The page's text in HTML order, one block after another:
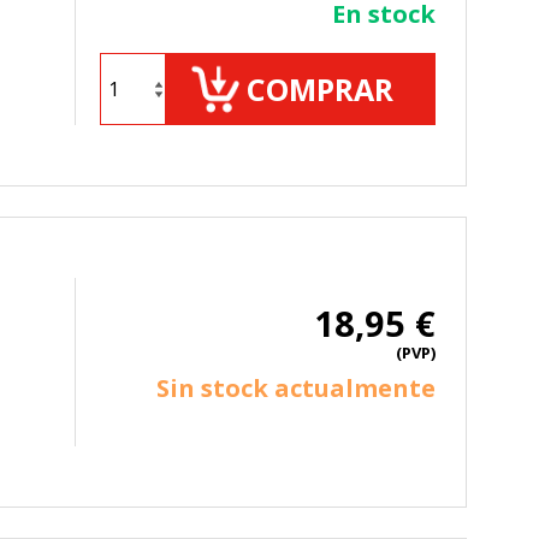
En stock
COMPRAR
18,95 €
(PVP)
Sin stock actualmente
Puede configurar su
cookies no almacenan ninguna
nuestro sitio y mejorarlo. Nos